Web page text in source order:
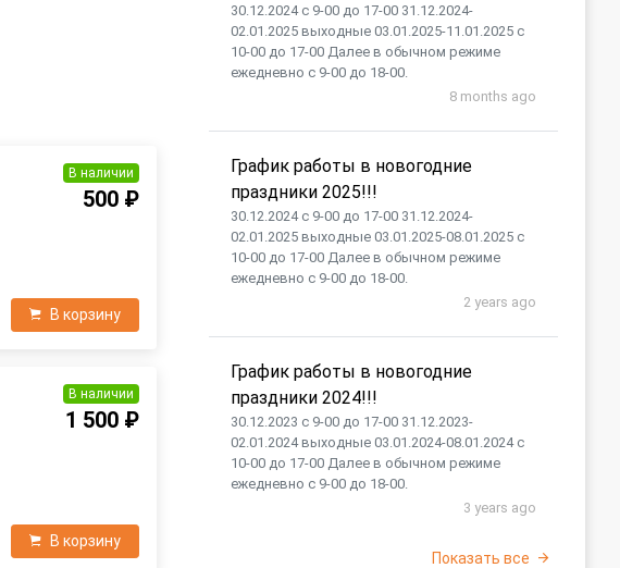
В наличии
500 ₽
В корзину
В наличии
1 500 ₽
В корзину
30.12.2024 с 9-00 до 17-00 31.12.2024-
02.01.2025 выходные 03.01.2025-11.01.2025 с
10-00 до 17-00 Далее в обычном режиме
ежедневно с 9-00 до 18-00.
8 months ago
График работы в новогодние
праздники 2025!!!
30.12.2024 с 9-00 до 17-00 31.12.2024-
02.01.2025 выходные 03.01.2025-08.01.2025 с
10-00 до 17-00 Далее в обычном режиме
ежедневно с 9-00 до 18-00.
2 years ago
График работы в новогодние
праздники 2024!!!
30.12.2023 с 9-00 до 17-00 31.12.2023-
02.01.2024 выходные 03.01.2024-08.01.2024 с
10-00 до 17-00 Далее в обычном режиме
ежедневно с 9-00 до 18-00.
3 years ago
Показать все